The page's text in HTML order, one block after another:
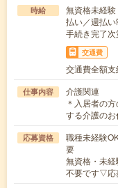
時給
無資格未経
払い／週払
手続き完了次
交通費
交通費全額
仕事内容
介護関連
＊入居者の
する介護の
応募資格
職種未経験
要
無資格・未
不要です▽応